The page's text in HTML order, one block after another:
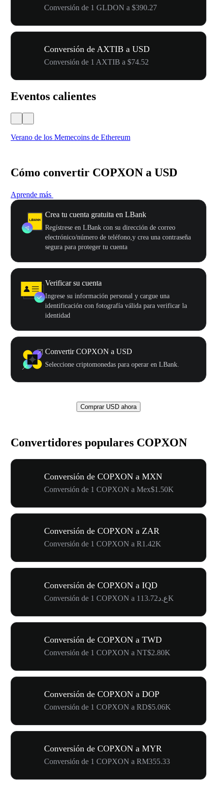
Conversión de 1 GLDON a $390.27
Conversión de AXTIB a USD
Conversión de 1 AXTIB a $74.52
Eventos calientes
Verano de los Memecoins de Ethereum
Cómo convertir COPXON a USD
Aprende más
Crea tu cuenta gratuita en LBank
Regístrese en LBank con su dirección de correo
electrónico/número de teléfono,y crea una contraseña
segura para proteger tu cuenta
Verificar su cuenta
Ingrese su información personal y cargue una
identificación con fotografía válida para verificar la
identidad
Convertir COPXON a USD
Seleccione criptomonedas para operar en LBank.
Comprar USD ahora
Convertidores populares COPXON
Conversión de COPXON a MXN
Conversión de 1 COPXON a Mex$1.50K
Conversión de COPXON a ZAR
Conversión de 1 COPXON a R1.42K
Conversión de COPXON a IQD
Conversión de 1 COPXON a ع.د113.72K
Conversión de COPXON a TWD
Conversión de 1 COPXON a NT$2.80K
Conversión de COPXON a DOP
Conversión de 1 COPXON a RD$5.06K
Conversión de COPXON a MYR
Conversión de 1 COPXON a RM355.33